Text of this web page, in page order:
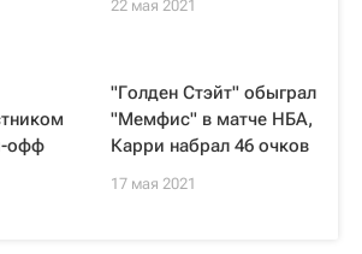
22 мая 2021
офф
"Голден Стэйт" обыграл
"Мемфис" в матче НБА,
Карри набрал 46 очков
17 мая 2021